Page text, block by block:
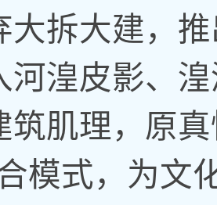
大拆大建，
河湟皮影、
筑肌理，原
模式，为